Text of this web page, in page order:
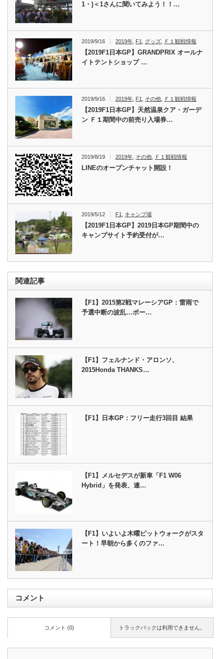
1・)＜1さんに聞いてみよう！！…
2019/9/16 2019年 F1 グッズ Ｆ１観戦情報
【2019F1日本GP】GRANDPRIX オールナ
イトテントショップ …
2019/9/16 2019年 F1 その他 Ｆ１観戦情報
【2019F1日本GP】天然温泉クア・ガーデ
ン Ｆ１期間中の前売り入場券…
2019/8/19 2019年 その他 Ｆ１観戦情報
LINEのオープンチャット開設！
2019/5/12 F1 キャンプ場
【2019F1日本GP】2019日本GP期間中の
キャンプサイト予約受付が…
関連記事
【F1】2015第2戦マレーシアGP：雷雨で
予選中断の波乱…ポー…
【F1】フェルナンド・アロンソ、
2015Honda THANKS…
【F1】日本GP：フリー走行3回目 結果
【F1】メルセデスが新車「F1 W06
Hybrid」を発表、連…
【F1】いよいよ木曜ピットウォークがスタ
ート！早朝から多くのファ…
コメント
トラックバックは利用できません。
コメント (0)